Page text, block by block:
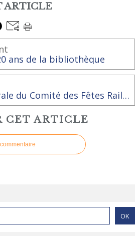
ARTICLE
ans de la bibliothèque
Assemblée Générale du Comité des Fêtes Railois
CET ARTICLE